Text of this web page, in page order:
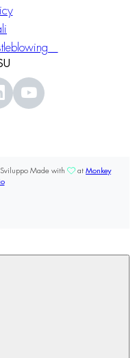
Made with at Monkey